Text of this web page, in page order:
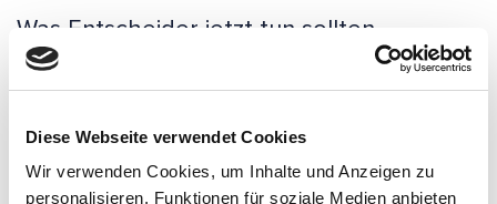
Diese Webseite verwendet Cookies
Wir verwenden Cookies, um Inhalte und Anzeigen zu
personalisieren, Funktionen für soziale Medien anbieten
Was Entscheider jetzt tun sollten
Datensouveränität beginnt nicht beim IT-Dienstleister. Sie
werden und welches Risiko damit verbunden ist.
Ein sinnvoller erster Schritt ist eine ehrliche